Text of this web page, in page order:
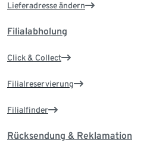
Lieferadresse ändern
Filialabholung
Click & Collect
Filialreservierung
Filialfinder
Rücksendung & Reklamation